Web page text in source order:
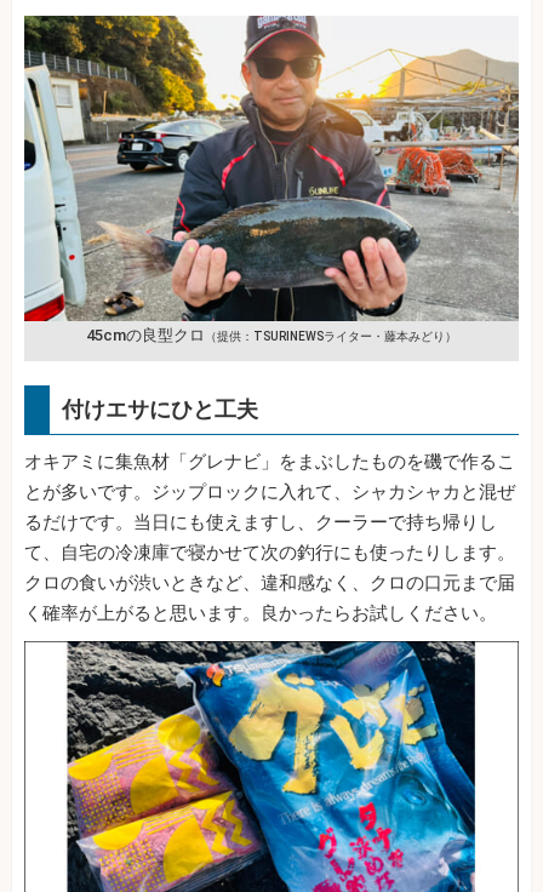
45cmの良型クロ （提供：TSURINEWSライター・藤本みどり）
付けエサにひと工夫
オキアミに集魚材「グレナビ」をまぶしたものを磯で作るこ
とが多いです。ジップロックに入れて、シャカシャカと混ぜ
るだけです。当日にも使えますし、クーラーで持ち帰りし
て、自宅の冷凍庫で寝かせて次の釣行にも使ったりします。
クロの食いが渋いときなど、違和感なく、クロの口元まで届
く確率が上がると思います。良かったらお試しください。